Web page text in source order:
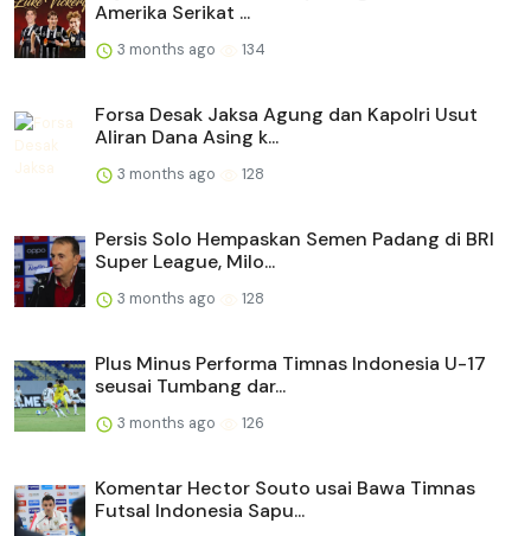
Amerika Serikat ...
3 months ago 134
Forsa Desak Jaksa Agung dan Kapolri Usut
Aliran Dana Asing k...
3 months ago 128
Persis Solo Hempaskan Semen Padang di BRI
Super League, Milo...
3 months ago 128
Plus Minus Performa Timnas Indonesia U-17
seusai Tumbang dar...
3 months ago 126
Komentar Hector Souto usai Bawa Timnas
Futsal Indonesia Sapu...